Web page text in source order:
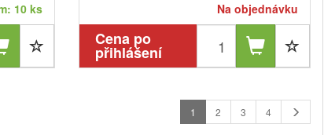
10 ks Na objednávku
Cena po
přihlášení
1 2 3 4